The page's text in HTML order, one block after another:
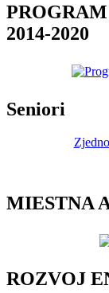
2014-2020
Seniori
MIESTNA
ROZVOJ